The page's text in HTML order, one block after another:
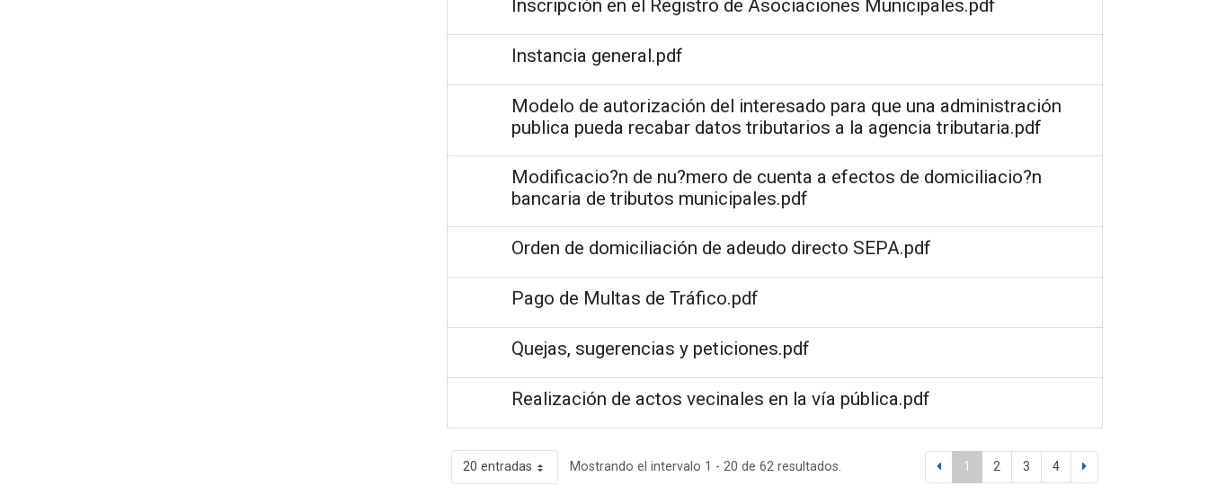
Inscripción en el Registro de Asociaciones Municipales.pdf
Instancia general.pdf
Modelo de autorización del interesado para que una administración
publica pueda recabar datos tributarios a la agencia tributaria.pdf
Modificacio?n de nu?mero de cuenta a efectos de domiciliacio?n
bancaria de tributos municipales.pdf
Orden de domiciliación de adeudo directo SEPA.pdf
Pago de Multas de Tráfico.pdf
Quejas, sugerencias y peticiones.pdf
Realización de actos vecinales en la vía pública.pdf
20 entradas Mostrando el intervalo 1 - 20 de 62 resultados. 1 2 3 4